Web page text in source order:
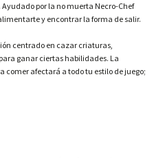
por la no muerta Necro-Chef
y encontrar la forma de salir.
centrado en cazar criaturas,
ganar ciertas habilidades. La
comer afectará a todo tu estilo de juego;